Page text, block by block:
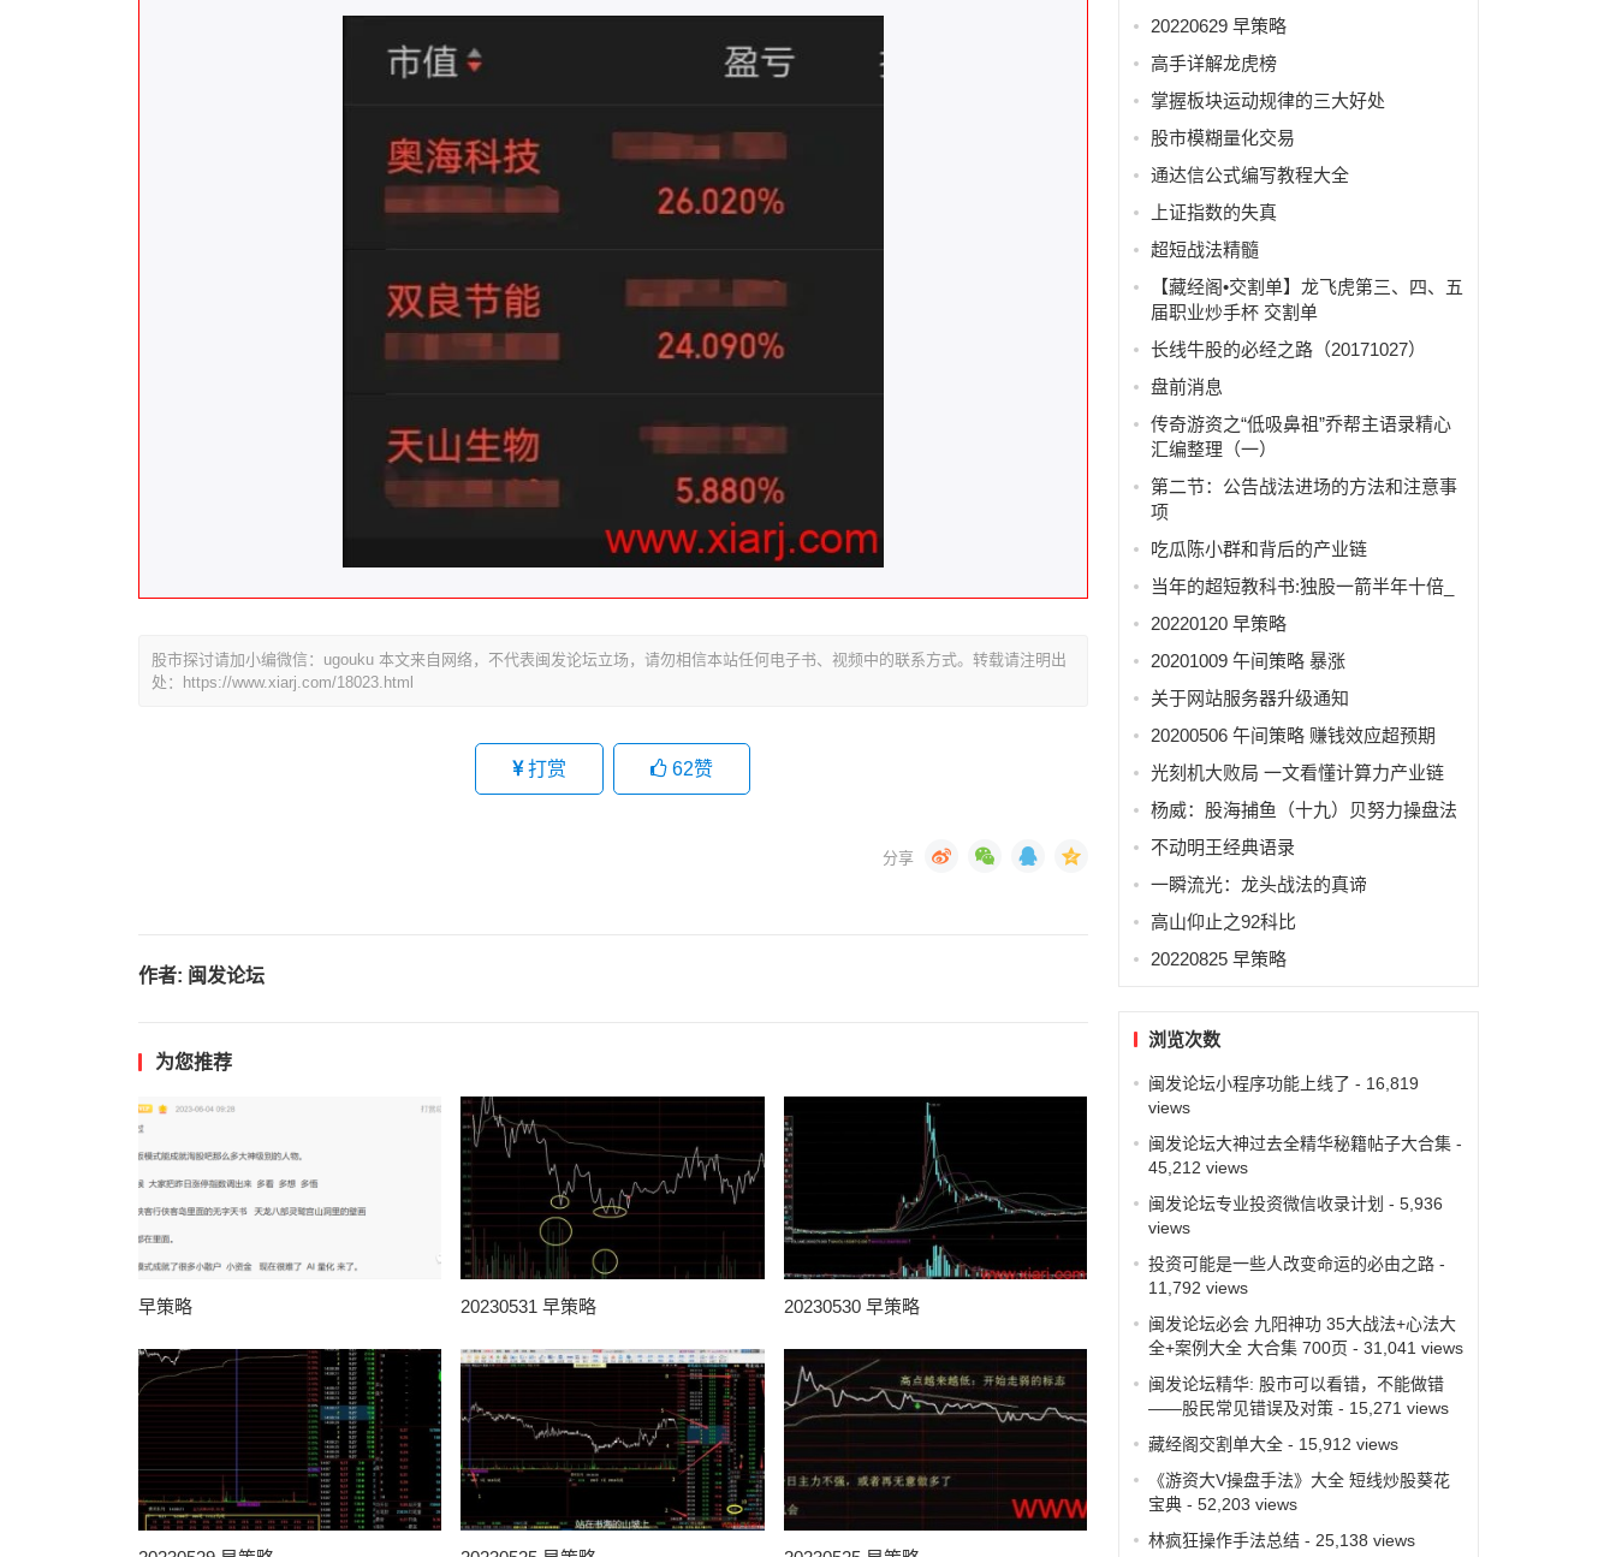
股市探讨请加小编微信：ugouku 本文来自网络，不代表闽发论坛立场，请勿相信本站任何电子书、视频中的联系方式。转载请注明出
处：https://www.xiarj.com/18023.html
打赏 62赞
作者: 闽发论坛
为您推荐
早策略 20230531 早策略 20230530 早策略
20220629 早策略
高手详解龙虎榜
掌握板块运动规律的三大好处
股市模糊量化交易
通达信公式编写教程大全
上证指数的失真
超短战法精髓
【藏经阁•交割单】龙飞虎第三、四、五
届职业炒手杯 交割单
长线牛股的必经之路（20171027）
盘前消息
传奇游资之“低吸鼻祖”乔帮主语录精心
汇编整理（一）
第二节：公告战法进场的方法和注意事
项
吃瓜陈小群和背后的产业链
当年的超短教科书:独股一箭半年十倍_
20220120 早策略
20201009 午间策略 暴涨
关于网站服务器升级通知
20200506 午间策略 赚钱效应超预期
光刻机大败局 一文看懂计算力产业链
杨威：股海捕鱼（十九）贝努力操盘法
不动明王经典语录
一瞬流光：龙头战法的真谛
高山仰止之92科比
20220825 早策略
浏览次数
闽发论坛小程序功能上线了 - 16,819
views
闽发论坛大神过去全精华秘籍帖子大合集-
45,212 views
闽发论坛专业投资微信收录计划 - 5,936
views
投资可能是一些人改变命运的必由之路-
11,792 views
闽发论坛必会 九阳神功 35大战法+心法大
全+案例大全 大合集 700页 - 31,041 views
闽发论坛精华: 股市可以看错，不能做错
——股民常见错误及对策- 15,271 views
藏经阁交割单大全- 15,912 views
《游资大V操盘手法》大全 短线炒股葵花
宝典- 52,203 views
林疯狂操作手法总结- 25,138 views